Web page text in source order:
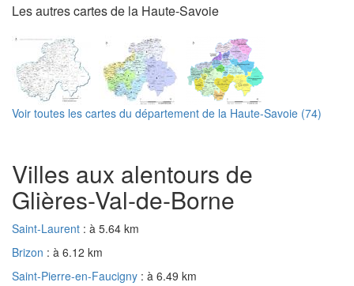
Les autres cartes de la Haute-Savoie
Voir toutes les cartes du département de la Haute-Savoie (74)
Villes aux alentours de
Glières-Val-de-Borne
Saint-Laurent : à 5.64 km
Brizon : à 6.12 km
Saint-Pierre-en-Faucigny : à 6.49 km